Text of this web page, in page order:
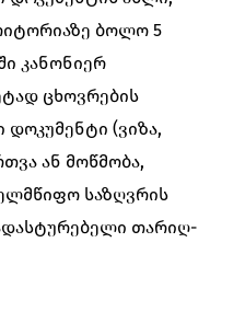
ბოლო 5
კანონიერ
ცხოვრების
(ვიზა,
ან მოწმობა,
საზღვრის
თარიღ-